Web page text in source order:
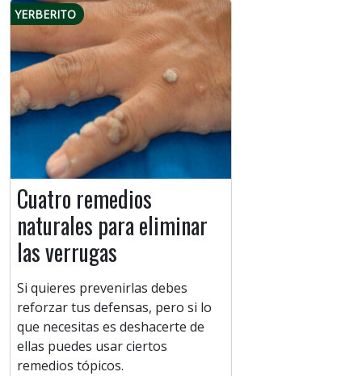
YERBERITO
Cuatro remedios
naturales para eliminar
las verrugas
Si quieres prevenirlas debes
reforzar tus defensas, pero si lo
que necesitas es deshacerte de
ellas puedes usar ciertos
remedios tópicos.